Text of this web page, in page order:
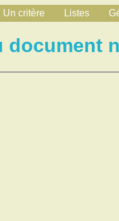
Un critère Listes
document